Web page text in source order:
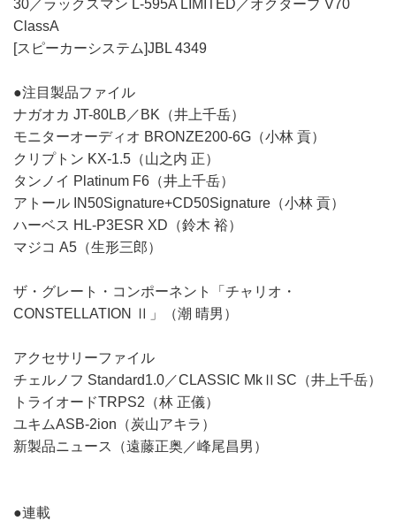
30／ラックスマン L-595A LIMITED／オクターブ V70
ClassA
[スピーカーシステム]JBL 4349
●注目製品ファイル
ナガオカ JT-80LB／BK（井上千岳）
モニターオーディオ BRONZE200-6G（小林 貢）
クリプトン KX-1.5（山之内 正）
タンノイ Platinum F6（井上千岳）
アトール IN50Signature+CD50Signature（小林 貢）
ハーベス HL-P3ESR XD（鈴木 裕）
マジコ A5（生形三郎）
ザ・グレート・コンポーネント「チャリオ・
CONSTELLATION Ⅱ」（潮 晴男）
アクセサリーファイル
チェルノフ Standard1.0／CLASSIC MkⅡSC（井上千岳）
トライオードTRPS2（林 正儀）
ユキムASB-2ion（炭山アキラ）
新製品ニュース（遠藤正奥／峰尾昌男）
●連載